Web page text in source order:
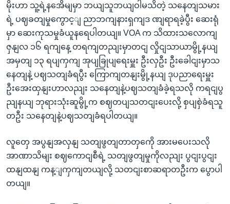
မိုးဟာ သူ့ရဲ့နအေိမျမှာ ဘယျသူဘယျဝါမသိတဲ့ သနေတျသမား
ရဲ့ ပဈခတျမှုကွောင့ျ ညာဘကျနားရှကျဒ ဏျရာရခဲ့ပွီး ဆေးရုံ
မှာ ဆေးကုသမှုခံယူနရေပါတယျ။ VOA က သိထားသလောကျ
ဇှနျလ ၁၆ ရကျနေ့ တရကျတညျးမှာတငျ လှိုငျသာယာမွို့နယျ
အမှတျ ၁၃ ရပျကှကျ အုပျခြုပျရေးမှူး ဦးလှဦး ဦးခေါငျးမှာသ
နေတျနဲ့ ပဈသတျခံရပွီး ကြောကျတနျးမွို့နယျ ဒုပညာရေးမှူး
ဦးအေးထှနျးဟာလညျး သနေတျနဲ့ပဈသတျခံခဲ့ရသလို ကရငျပွ
ညျနယျ ဘုရားသုံးဆူမွို့က စဈတပျသတငျးပေးလို့ စှပျစှဲခံရသူ
တဦး သနေတျနဲ့ပဈသတျခံရပါတယျ။
လူတှေ အပွနျအလှနျ သတျဖွတျတာတှကေို အားမပေးသလို
အာဏာသိမျး စဈကောငျစီရဲ့ သတျဖွတျမှုကိုလညျး ပွငျးပွငျး
ထနျထနျ ကန့ျကှကျတယျလို့ သတငျးစာဆရာတဦးက ပွောပါ
တယျ။